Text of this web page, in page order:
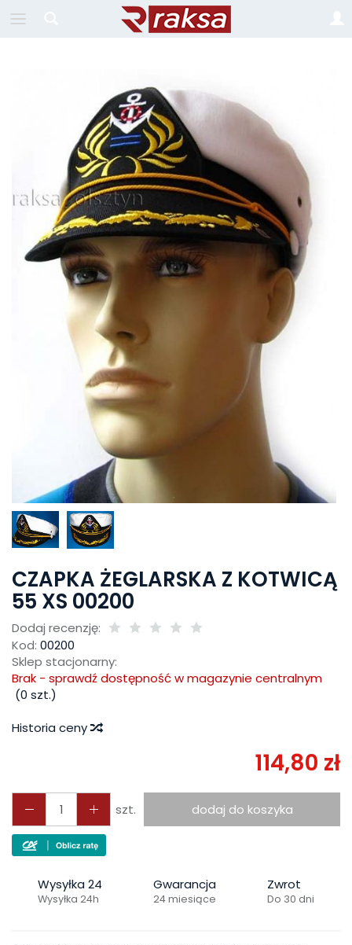
CZAPKA ŻEGLARSKA Z KOTWICĄ
55 XS 00200
Dodaj recenzję:
Kod: 00200
Sklep stacjonarny:
Brak - sprawdź dostępność w magazynie centralnym
(0 szt.)
Historia ceny
114,80 zł
szt. dodaj do koszyka
Wysyłka 24
Wysyłka 24h
Gwarancja
24 miesiące
Zwrot
Do 30 dni